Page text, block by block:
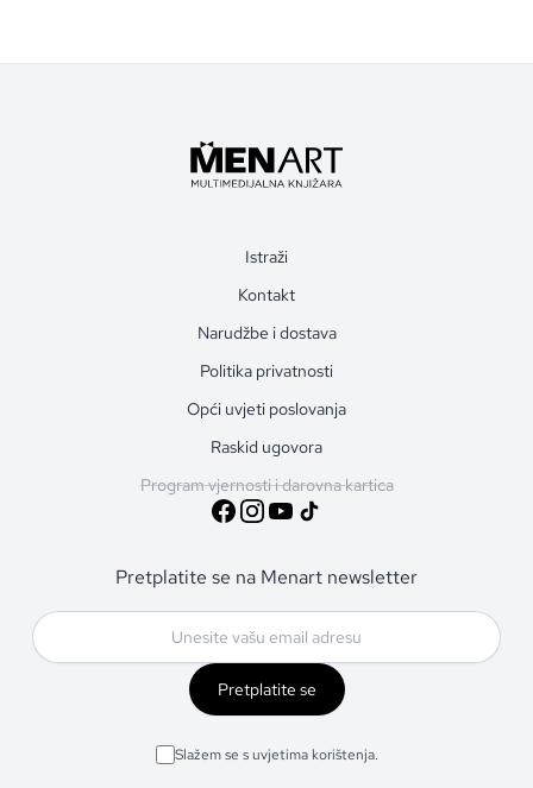
Istraži
Kontakt
Narudžbe i dostava
Politika privatnosti
Opći uvjeti poslovanja
Raskid ugovora
Program vjernosti i darovna kartica
Pretplatite se na Menart newsletter
Pretplatite se
Slažem se s uvjetima korištenja.